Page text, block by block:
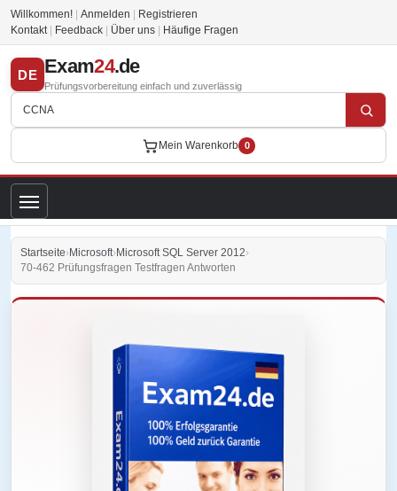
Willkommen! Anmelden
Registrieren
Kontakt
Feedback Über uns Häufige Fragen
DE Exam24.de
Prüfungsvorbereitung einfach und zuverlässig
Mein Warenkorb 0
Startseite›Microsoft›Microsoft SQL Server 2012›
70-462 Prüfungsfragen Testfragen Antworten